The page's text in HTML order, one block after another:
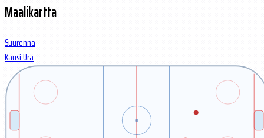
Maalikartta
Suurenna
KausiUra